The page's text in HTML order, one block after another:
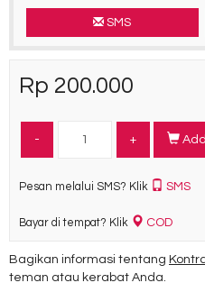
SMS
Rp 200.000
- +
Pesan melalui SMS? Klik SMS
Bayar di tempat? Klik COD
Bagikan informasi tentang
teman atau kerabat Anda.